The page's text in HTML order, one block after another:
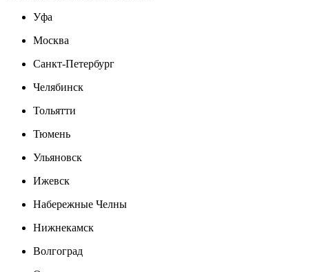
Уфа
Москва
Санкт-Петербург
Челябинск
Тольятти
Тюмень
Ульяновск
Ижевск
Набережные Челны
Нижнекамск
Волгоград